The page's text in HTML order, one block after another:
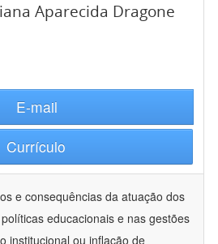
Aparecida Dragone
E-mail
Currículo
e consequências da atuação dos
educacionais e nas gestões
institucional ou inflação de